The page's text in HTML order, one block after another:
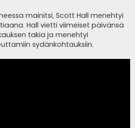
mainitsi, Scott Hall menehtyi
Hall vietti viimeiset päivänsä
takia ja menehtyi
sydänkohtauksiin.